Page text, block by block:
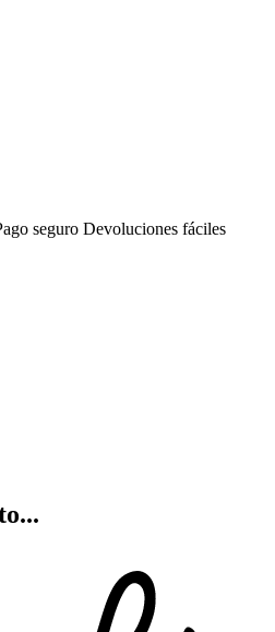
seguro Devoluciones fáciles